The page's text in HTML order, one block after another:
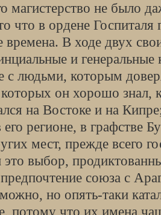
магистерство не было
что в ордене Госпи­таля
времена. В ходе двух
и
с людьми, которым
он хорошо знал,
на Востоке и на
регионе, в графстве
мест, прежде всего
выбор,
союза с
но опять-таки
потому что их имена